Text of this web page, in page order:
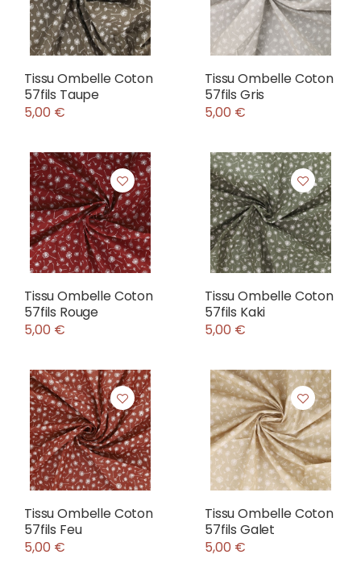
Tissu Ombelle Coton
57fils Taupe
5,00 €
Tissu Ombelle Coton
57fils Gris
5,00 €
Tissu Ombelle Coton
57fils Rouge
5,00 €
Tissu Ombelle Coton
57fils Kaki
5,00 €
Tissu Ombelle Coton
57fils Feu
5,00 €
Tissu Ombelle Coton
57fils Galet
5,00 €